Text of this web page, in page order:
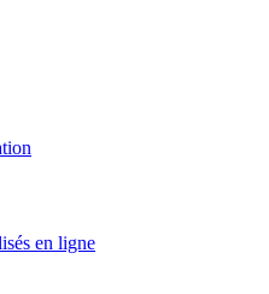
en ligne